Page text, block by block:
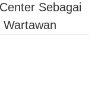
Sebagai